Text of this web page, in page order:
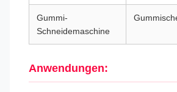
Gummi-
Schneidemaschine
Anwendungen: